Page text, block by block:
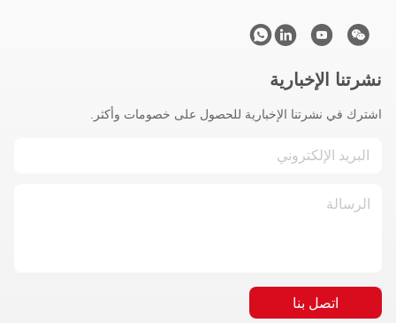
نشرتنا الإخبارية
اشترك في نشرتنا الإخبارية للحصول على خصومات وأكثر.
اتصل بنا